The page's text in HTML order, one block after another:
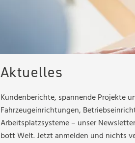
Aktuelles
Kundenberichte, spannende Projekte
Fahrzeugeinrichtungen,
Arbeitsplatzsysteme – unser
bott Welt. Jetzt anmelden und nichts